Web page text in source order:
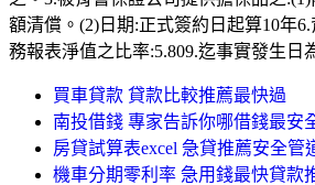
額清償。(2)日期:正式簽約日起算10年
務報表淨值之比率:5.809.迄事實發生
買車貸款 貸款比較推薦最快過
南投借錢 專家告訴你哪借錢最安
房貸試算表excel 急貸推薦安全管
機車分期零利率 急用錢最快貸款